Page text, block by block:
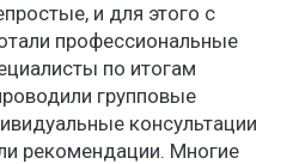
и для этого с
профессиональные
по итогам
групповые
консультации
рекомендации. Многие